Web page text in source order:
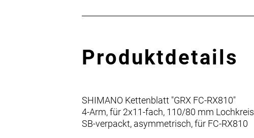
Produktdetails
SHIMANO Kettenblatt "GRX FC-RX810"
4-Arm, für 2x11-fach, 110/80 mm Lochkreis
SB-verpackt, asymmetrisch, für FC-RX810